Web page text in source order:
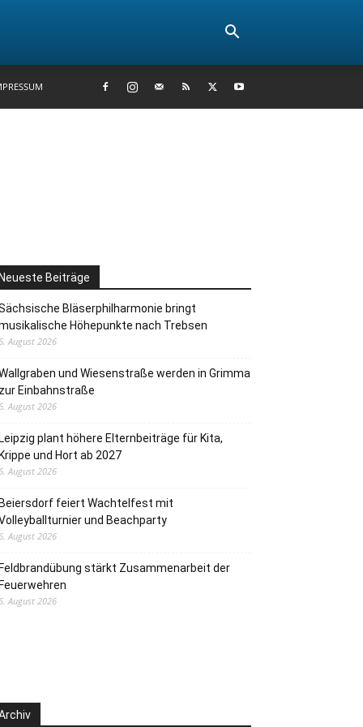
Beiträge
Bläserphilharmonie bringt
Höhepunkte nach Trebsen
August 2026
und Wiesenstraße werden in Grimma
Einbahnstraße
August 2026
plant höhere Elternbeiträge für Kita,
und Hort ab 2027
August 2026
feiert Wachtelfest mit
und Beachparty
August 2026
stärkt Zusammenarbeit der
August 2026